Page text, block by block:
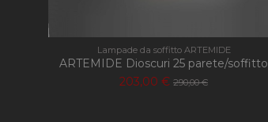
Lampade da soffitto ARTEMIDE
ARTEMIDE Dioscuri 25 parete/soffitto
203,00 € 290,00 €